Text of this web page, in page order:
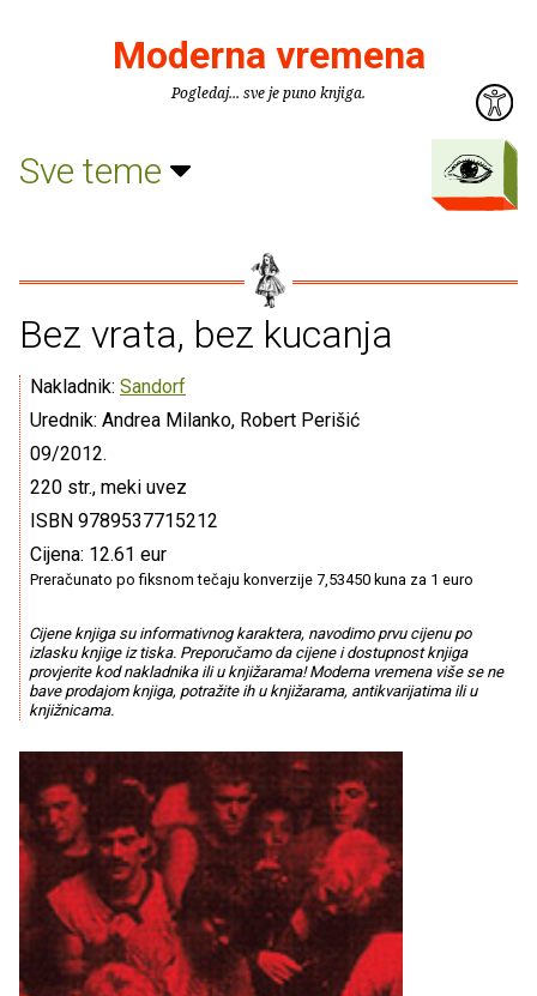
Moderna vremena
Pogledaj... sve je puno knjiga.
Sve teme
Bez vrata, bez kucanja
Nakladnik: Sandorf
Urednik: Andrea Milanko, Robert Perišić
09/2012.
220 str., meki uvez
ISBN 9789537715212
Cijena: 12.61 eur
Preračunato po fiksnom tečaju konverzije 7,53450 kuna za 1 euro
Cijene knjiga su informativnog karaktera, navodimo prvu cijenu po
izlasku knjige iz tiska. Preporučamo da cijene i dostupnost knjiga
provjerite kod nakladnika ili u knjižarama! Moderna vremena više se ne
bave prodajom knjiga, potražite ih u knjižarama, antikvarijatima ili u
knjižnicama.